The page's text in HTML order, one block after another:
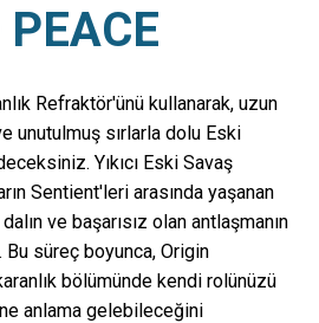
Refraktör'ünü kullanarak, uzun
unutulmuş sırlarla dolu Eski
Yıkıcı Eski Savaş
Sentient'leri arasında yaşanan
ve başarısız olan antlaşmanın
Bu süreç boyunca, Origin
bölümünde kendi rolünüzü
anlama gelebileceğini